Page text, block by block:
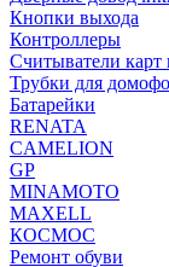
Кнопки выхода
Контроллеры
Считыватели карт
Трубки для
Батарейки
RENATA
CAMELION
GP
MINAMOTO
MAXELL
КОСМОС
Ремонт обуви